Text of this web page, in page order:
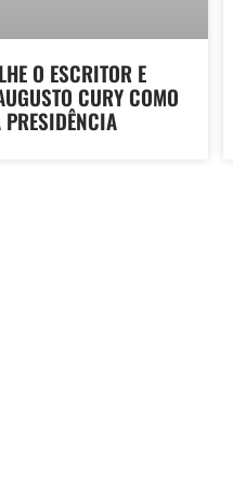
O ESCRITOR E
CURY COMO